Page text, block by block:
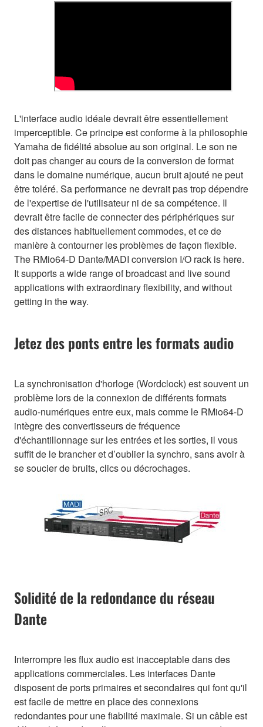
L'interface audio idéale devrait être essentiellement
imperceptible. Ce principe est conforme à la philosophie
Yamaha de fidélité absolue au son original. Le son ne
doit pas changer au cours de la conversion de format
dans le domaine numérique, aucun bruit ajouté ne peut
être toléré. Sa performance ne devrait pas trop dépendre
de l'expertise de l'utilisateur ni de sa compétence. Il
devrait être facile de connecter des périphériques sur
des distances habituellement commodes, et ce de
manière à contourner les problèmes de façon flexible.
The RMio64-D Dante/MADI conversion I/O rack is here.
It supports a wide range of broadcast and live sound
applications with extraordinary flexibility, and without
getting in the way.
Jetez des ponts entre les formats audio
La synchronisation d'horloge (Wordclock) est souvent un
problème lors de la connexion de différents formats
audio-numériques entre eux, mais comme le RMio64-D
intègre des convertisseurs de fréquence
d'échantillonnage sur les entrées et les sorties, il vous
suffit de le brancher et d’oublier la synchro, sans avoir à
se soucier de bruits, clics ou décrochages.
Solidité de la redondance du réseau
Dante
Interrompre les flux audio est inacceptable dans des
applications commerciales. Les interfaces Dante
disposent de ports primaires et secondaires qui font qu'il
est facile de mettre en place des connexions
redondantes pour une fiabilité maximale. Si un câble est